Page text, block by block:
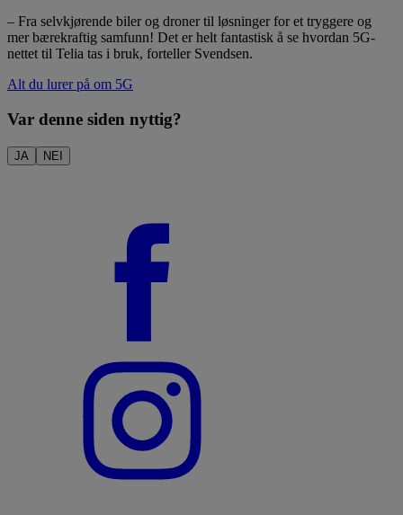
– Fra selvkjørende biler og droner til løsninger for et tryggere og
mer bærekraftig samfunn! Det er helt fantastisk å se hvordan 5G-
nettet til Telia tas i bruk, forteller Svendsen.
Alt du lurer på om 5G
Var denne siden nyttig?
JA NEI